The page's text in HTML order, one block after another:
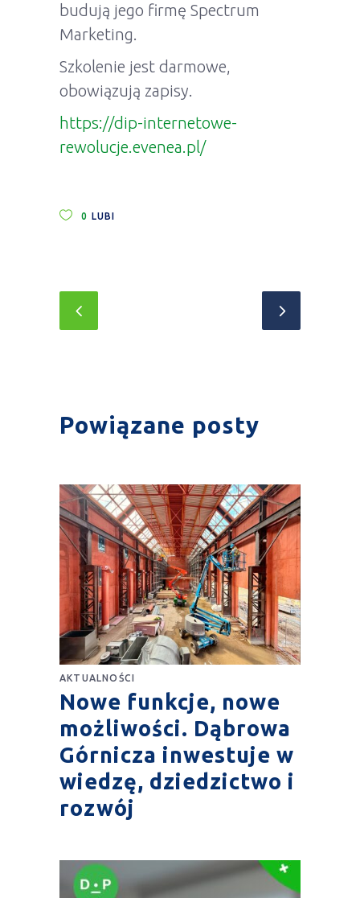
budują jego firmę Spectrum
Marketing.
Szkolenie jest darmowe,
obowiązują zapisy.
https://dip-internetowe-
rewolucje.evenea.pl/
0 LUBI
Powiązane posty
AKTUALNOŚCI
Nowe funkcje, nowe
możliwości. Dąbrowa
Górnicza inwestuje w
wiedzę, dziedzictwo i
rozwój